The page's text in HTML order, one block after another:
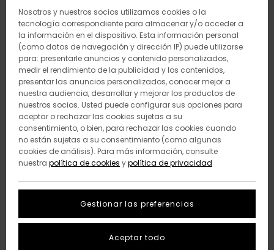
Nosotros y nuestros socios utilizamos cookies o la
tecnología correspondiente para almacenar y/o acceder a
la información en el dispositivo. Esta información personal
(como datos de navegación y dirección IP) puede utilizarse
para: presentarle anuncios y contenido personalizados,
medir el rendimiento de la publicidad y los contenidos,
presentar las anuncios personalizados, conocer mejor a
nuestra audiencia, desarrollar y mejorar los productos de
nuestros socios. Usted puede configurar sus opciones para
aceptar o rechazar las cookies sujetas a su
consentimiento, o bien, para rechazar las cookies cuando
no están sujetas a su consentimiento (como algunas
cookies de análisis). Para más información, consulte
nuestra política de cookies ypolítica de privacidad
Gestionar las preferencias
Aceptar todo